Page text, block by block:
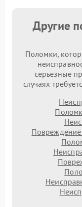
Другие
Поломки,
серьезные
случаях